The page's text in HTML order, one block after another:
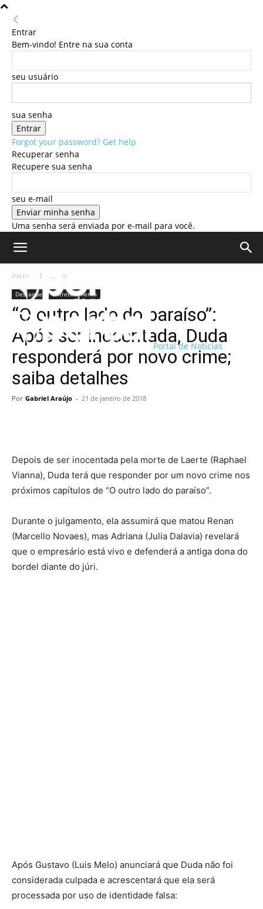
Entrar
Bem-vindo! Entre na sua conta
seu usuário
sua senha
Forgot your password? Get help
Recuperar senha
Recupere sua senha
seu e-mail
Uma senha será enviada por e-mail para você.
Portal de Notícias
Início Destaque
Destaque Entretenimento
“O outro lado do paraíso”:
Após ser inocentada, Duda
responderá por novo crime;
saiba detalhes
Por Gabriel Araújo - 21 de janeiro de 2018
Depois de ser inocentada pela morte de Laerte (Raphael
Vianna), Duda terá que responder por um novo crime nos
próximos capítulos de “O outro lado do paraíso”.
Durante o julgamento, ela assumirá que matou Renan
(Marcello Novaes), mas Adriana (Julia Dalavia) revelará
que o empresário está vivo e defenderá a antiga dona do
bordel diante do júri.
Após Gustavo (Luis Melo) anunciará que Duda não foi
considerada culpada e acrescentará que ela será
processada por uso de identidade falsa: